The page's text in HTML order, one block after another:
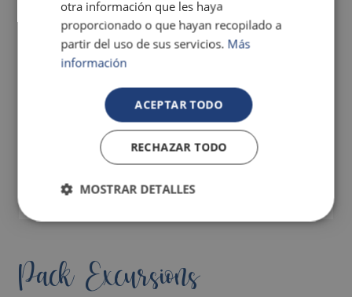
EXPÉRIENCES UNIQUES
En choisissant l'Ultra Tout Compris, vous pourrez
vivre des expériences inoubliables comme celles-
LIRE PLUS
Pack Excursions
otra información que les haya
proporcionado o que hayan recopilado a
partir del uso de sus servicios. Más
información
ACEPTAR TODO
RECHAZAR TODO
MOSTRAR DETALLES